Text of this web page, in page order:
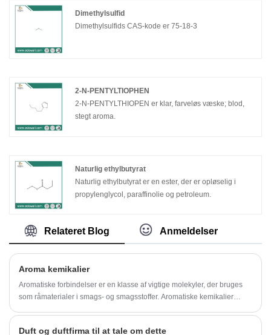
Dimethylsulfid
Dimethylsulfids CAS-kode er 75-18-3
2-N-PENTYLTIOPHEN
2-N-PENTYLTHIOPEN er klar, farveløs væske; blod,
stegt aroma.
Naturlig ethylbutyrat
Naturlig ethylbutyrat er en ester, der er opløselig i
propylenglycol, paraffinolie og petroleum.
Relateret Blog Anmeldelser
Aroma kemikalier
Aromatiske forbindelser er en klasse af vigtige molekyler, der bruges
som råmaterialer i smags- og smagsstoffer. Aromatiske kemikalier
Duft og duftfirma til at tale om dette